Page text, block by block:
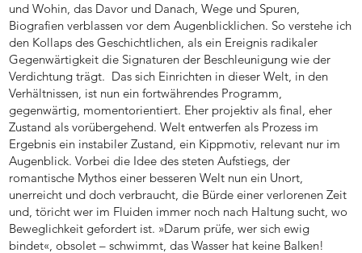
und Wohin, das Davor und Danach, Wege und Spuren,
Biografien verblassen vor dem Augenblicklichen. So verstehe ich
den Kollaps des Geschichtlichen, als ein Ereignis radikaler
Gegenwärtigkeit die Signaturen der Beschleunigung wie der
Verdichtung trägt. Das sich Einrichten in dieser Welt, in den
Verhältnissen, ist nun ein fortwährendes Programm,
gegenwärtig, momentorientiert. Eher projektiv als final, eher
Zustand als vorübergehend. Welt entwerfen als Prozess im
Ergebnis ein instabiler Zustand, ein Kippmotiv, relevant nur im
Augenblick. Vorbei die Idee des steten Aufstiegs, der
romantische Mythos einer besseren Welt nun ein Unort,
unerreicht und doch verbraucht, die Bürde einer verlorenen Zeit
und, töricht wer im Fluiden immer noch nach Haltung sucht, wo
Beweglichkeit gefordert ist. »Darum prüfe, wer sich ewig
bindet«, obsolet – schwimmt, das Wasser hat keine Balken!